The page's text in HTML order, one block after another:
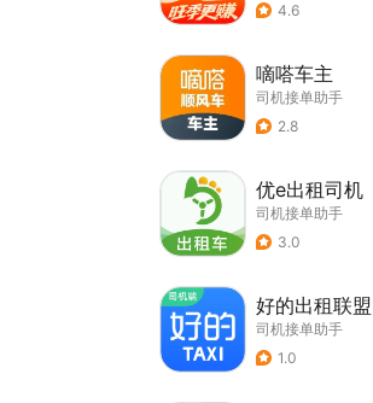
4.6
嘀嗒车主
司机接单助手
2.8
优e出租司机
司机接单助手
3.0
好的出租联盟
司机接单助手
1.0